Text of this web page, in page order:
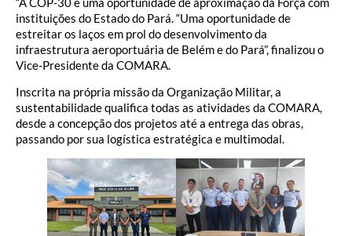
instituições do Estado do Pará. “Uma oportunidade de
estreitar os laços em prol do desenvolvimento da
infraestrutura aeroportuária de Belém e do Pará”, finalizou o
Vice-Presidente da COMARA.
Inscrita na própria missão da Organização Militar, a
sustentabilidade qualifica todas as atividades da COMARA,
desde a concepção dos projetos até a entrega das obras,
passando por sua logística estratégica e multimodal.